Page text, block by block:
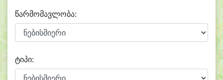
წარმომავლობა:
ტიპი: